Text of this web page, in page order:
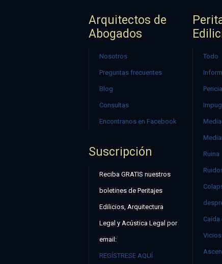
Arquitectos de
Abogados
Nosotros
Preguntas frecuentes
Blog
Consultas
Encontranos en Facebook
Suscripción
Reciba GRATIS nuestros
boletines de Peritajes
Edilicios, Arquitectura
Legal y Acústica Legal por
email:
REGÍSTRESE AQUÍ
Todo
Ruina